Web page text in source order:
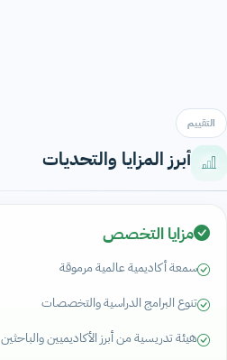
التقييم
أبرز المزايا والتحديات
مزايا التخصص
سمعة أكاديمية عالمية مرموقة
تنوع البرامج الدراسية والتخصصات
هيئة تدريسية من أبرز الأكاديميين والباحثين